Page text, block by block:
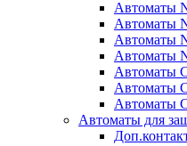
Автоматы
Автоматы
Автоматы
Автоматы
Автоматы
Автоматы
Автоматы
Автоматы для